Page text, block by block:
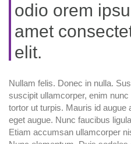
odio orem
amet
elit.
Nullam felis. Donec in nulla.
suscipit ullamcorper, enim
tortor ut turpis. Mauris id augue
eget augue. Nunc faucibus
Etiam accumsan ullamcorper